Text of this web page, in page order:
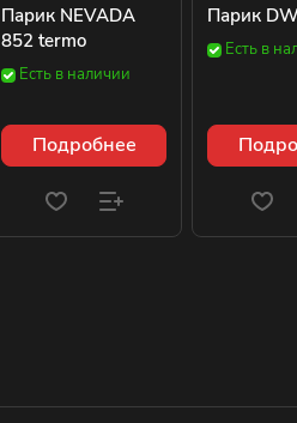
Парик NEVADA
852 termo
Есть в наличии
Подробнее
Парик
Есть в